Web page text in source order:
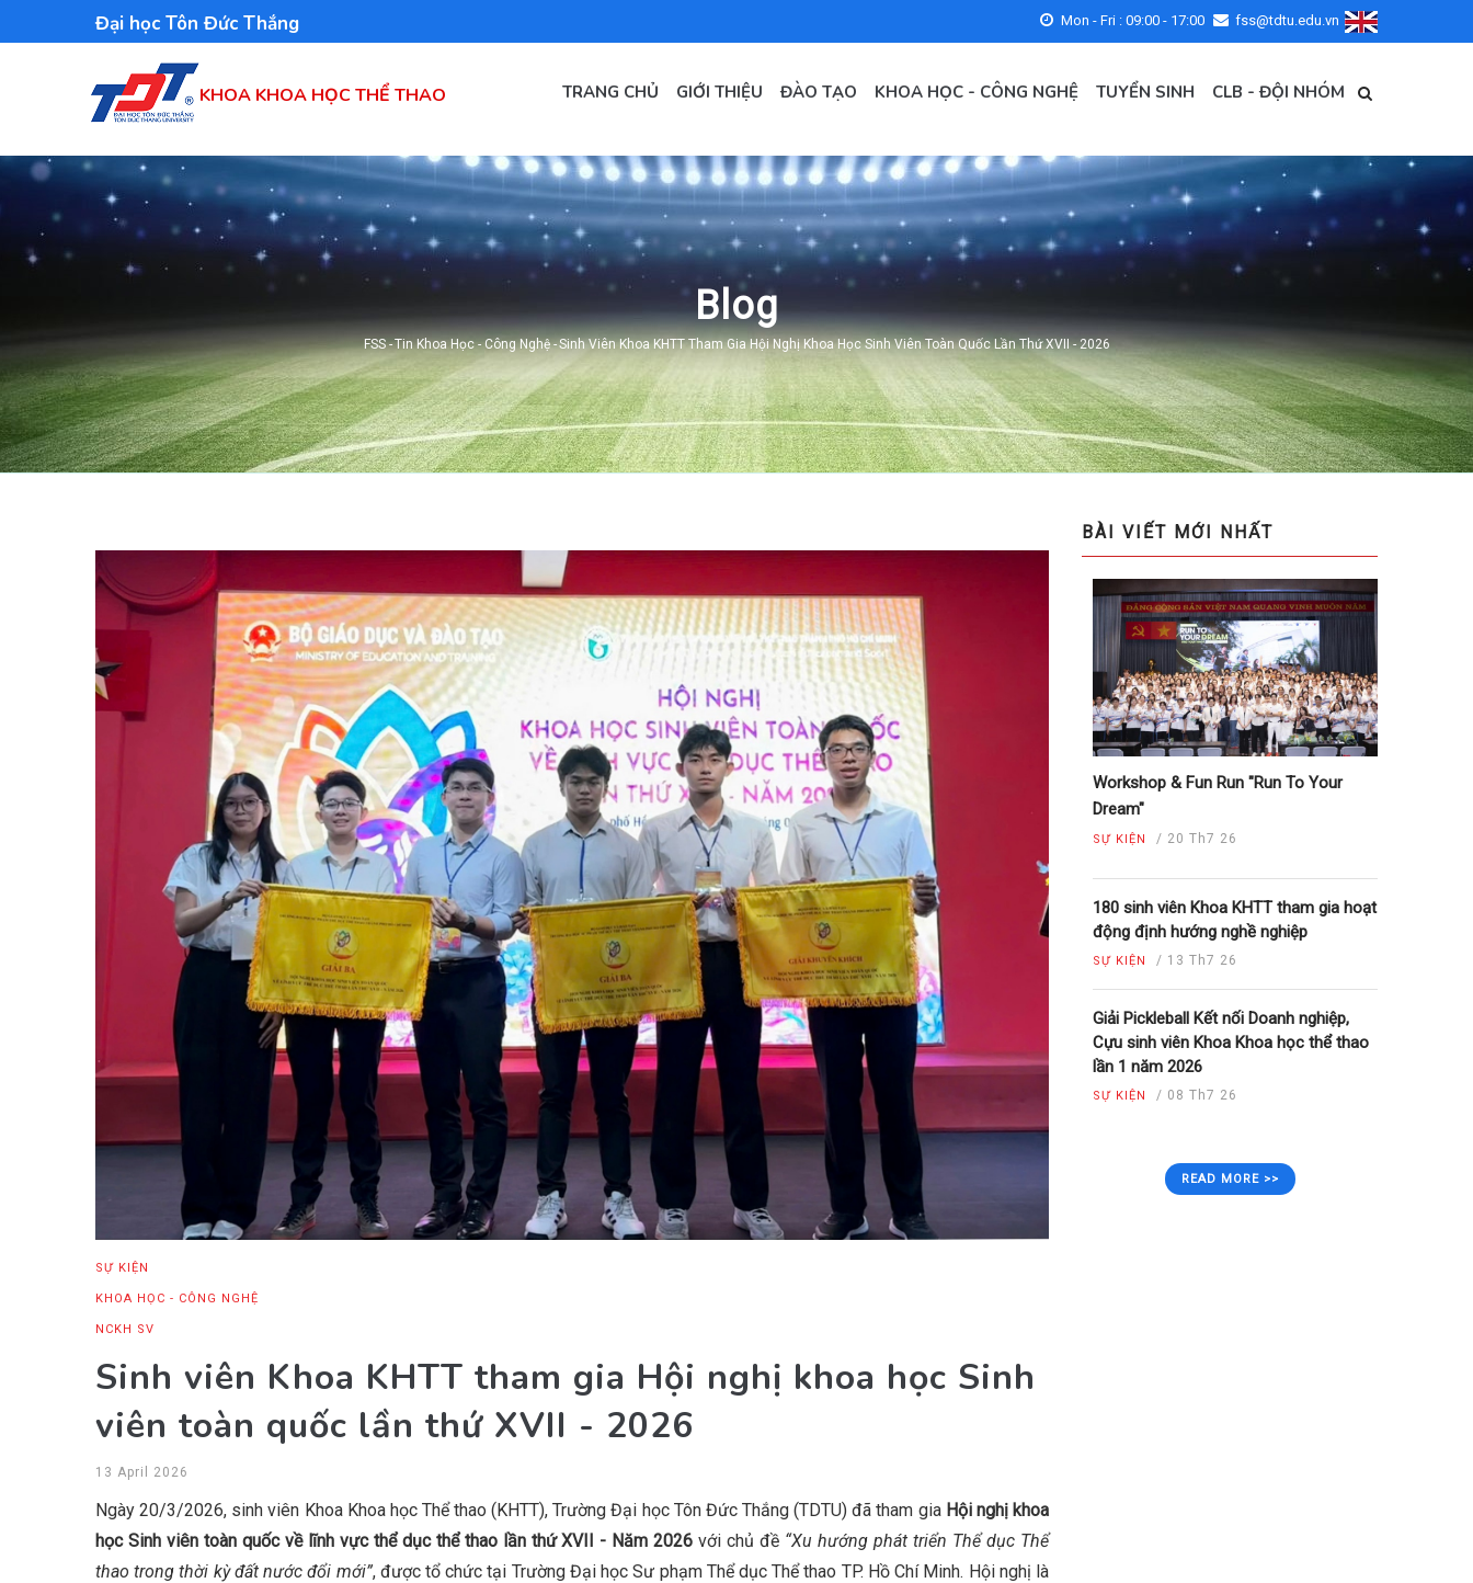
đến
Đại học Tôn Đức Thắng Mon - Fri : 09:00 - 17:00 fss@tdtu.edu.vn
KHOA KHOA HỌC THỂ THAO
NAVIGATION
TRANG CHỦ GIỚI THIỆU ĐÀO TẠO KHOA HỌC - CÔNG NGHỆ TUYỂN SINH CLB - ĐỘI NHÓM
Blog
Breadcrumb
FSS -Tin Khoa Học - Công Nghệ -Sinh Viên Khoa KHTT Tham Gia Hội Nghị Khoa Học Sinh Viên Toàn Quốc Lần Thứ XVII - 2026
SỰ KIỆN
KHOA HỌC - CÔNG NGHỆ
NCKH SV
Sinh viên Khoa KHTT tham gia Hội nghị khoa học Sinh
viên toàn quốc lần thứ XVII - 2026
13 April 2026
Ngày 20/3/2026, sinh viên Khoa Khoa học Thể thao (KHTT), Trường Đại học Tôn Đức Thắng (TDTU) đã tham gia Hội nghị khoa
học Sinh viên toàn quốc về lĩnh vực thể dục thể thao lần thứ XVII - Năm 2026 với chủ đề “Xu hướng phát triển Thể dục Thể
thao trong thời kỳ đất nước đổi mới”, được tổ chức tại Trường Đại học Sư phạm Thể dục Thể thao TP. Hồ Chí Minh. Hội nghị là
BÀI VIẾT MỚI NHẤT
Workshop & Fun Run "Run To Your
Dream"
SỰ KIỆN / 20 Th7 26
180 sinh viên Khoa KHTT tham gia hoạt
động định hướng nghề nghiệp
SỰ KIỆN / 13 Th7 26
Giải Pickleball Kết nối Doanh nghiệp,
Cựu sinh viên Khoa Khoa học thể thao
lần 1 năm 2026
SỰ KIỆN / 08 Th7 26
READ MORE >>